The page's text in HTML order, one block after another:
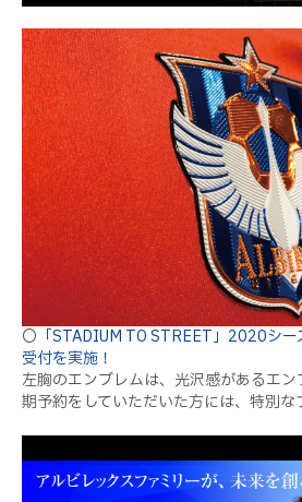
〇 「STADIUM TO STREET」2020シ
受付を実施！
左胸のエンブレムは、光沢感があるエ
期予約をしていただいた方には、特別な